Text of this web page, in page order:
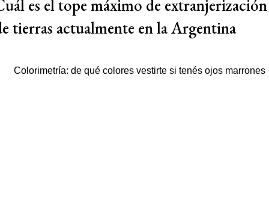
es el tope máximo de extranjerización
tierras actualmente en la Argentina